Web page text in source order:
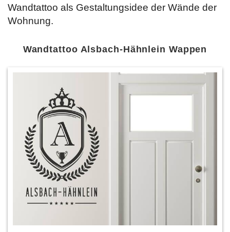
Wandtattoo als Gestaltungsidee der Wände der
Wohnung.
Wandtattoo Alsbach-Hähnlein Wappen